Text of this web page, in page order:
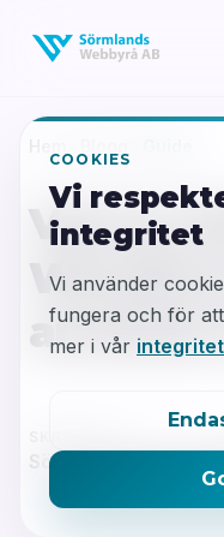
Hem
Vad är
Sörmlands Webbyrå
COOKIES
Vi
integritet
Vi använder
fungera och för
mer i vår